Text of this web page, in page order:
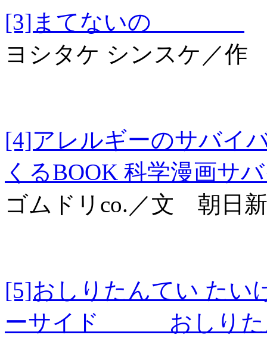
[3]まてないの
ヨシタケ シンスケ／
[4]アレルギーのサバ
くるBOOK 科学漫画サ
ゴムドリco.／文 朝日
[5]おしりたんてい たい
ーサイド おしりたん